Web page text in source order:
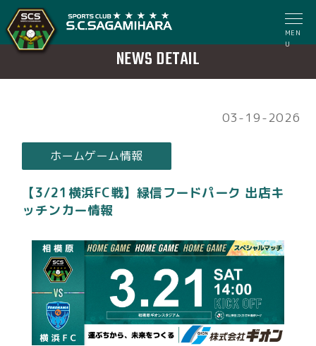
MEN
U
NEWS DETAIL
03-19-2026
ホームゲーム情報
【3/21横浜FC戦】緑信フードパーク 出店キ
ッチンカー情報